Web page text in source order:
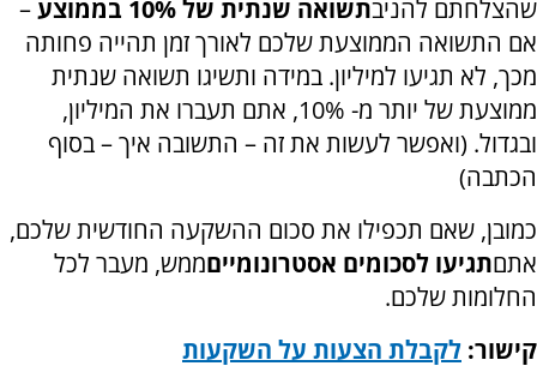
שהצלחתם להניבתשואה שנתית של 10% בממוצע
–
אם התשואה הממוצעת שלכם לאורך זמן תהייה פחותה
מכך, לא תגיעו למיליון. במידה ותשיגו תשואה שנתית
ממוצעת של יותר מ- 10%, אתם תעברו את המיליון,
ובגדול. (ואפשר לעשות את זה – התשובה איך – בסוף
הכתבה)
כמובן, שאם תכפילו את סכום ההשקעה החודשית שלכם,
אתםתגיעו לסכומים אסטרונומייםממש, מעבר לכל
החלומות שלכם.
קישור: לקבלת הצעות על השקעות